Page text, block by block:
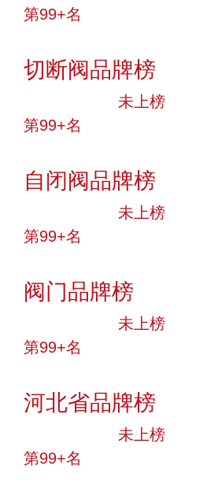
第99+名
切断阀品牌榜
未上榜
第99+名
自闭阀品牌榜
未上榜
第99+名
阀门品牌榜
未上榜
第99+名
河北省品牌榜
未上榜
第99+名